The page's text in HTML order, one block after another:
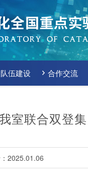
队伍建设 合作交流
室联合双登
2025.01.06